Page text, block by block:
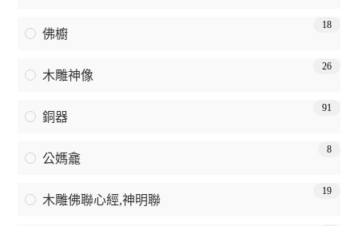
佛櫥
18
木雕神像
26
銅器
91
公媽龕
8
木雕佛聯心經,神明聯
19